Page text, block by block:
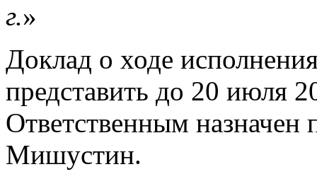
г.»
Доклад о ходе
представить до 20 июля
Ответственным
Мишустин.